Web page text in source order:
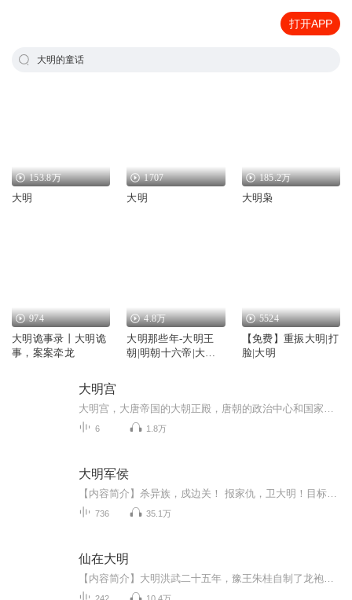
打开APP
大明的童话
153.8万
大明
1707
大明
185.2万
大明枭
974
大明诡事录丨大明诡
事，案案牵龙
4.8万
大明那些年-大明王
朝|明朝十六帝|大明
5524
【免费】重振大明|打
脸|大明
大明宫
6 1.8万
大明军侯
736 35.1万
仙在大明